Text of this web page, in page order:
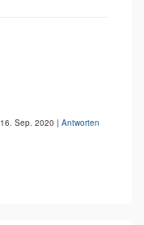
16. Sep. 2020 | Antworten